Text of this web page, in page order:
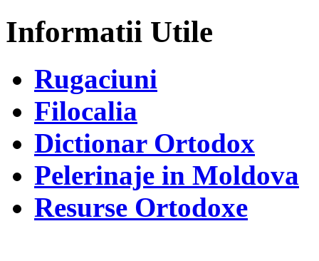
Informatii Utile
Rugaciuni
Filocalia
Dictionar Ortodox
Pelerinaje in Moldova
Resurse Ortodoxe